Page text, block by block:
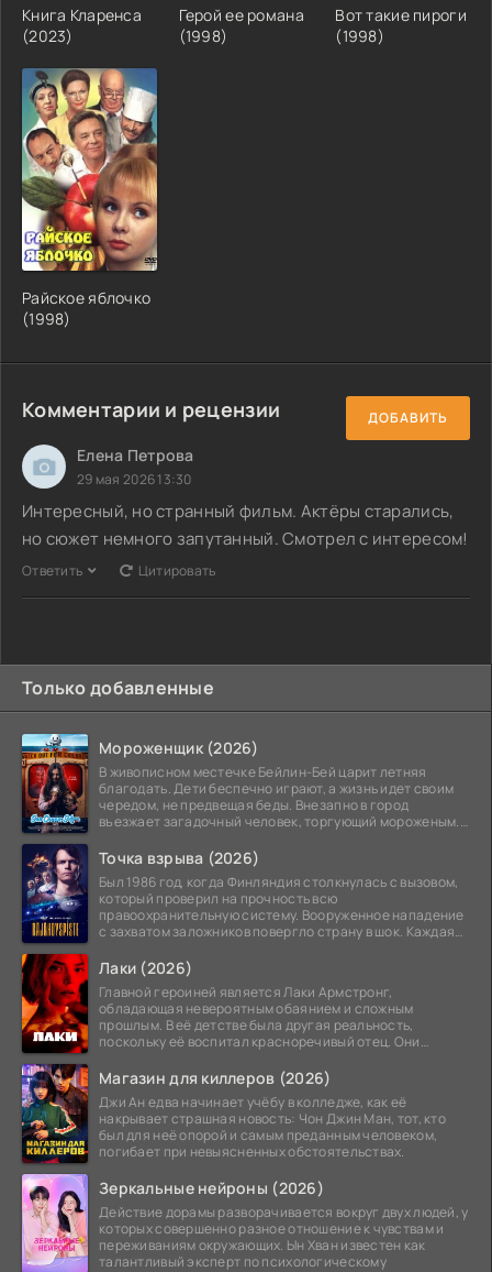
Книга Кларенса
(2023)
Герой ее романа
(1998)
Вот такие пироги
(1998)
Райское яблочко
(1998)
Комментарии и рецензии ДОБАВИТЬ
Елена Петрова
29 мая 2026 13:30
Интересный, но странный фильм. Актёры старались,
но сюжет немного запутанный. Смотрел с интересом!
Ответить Цитировать
Только добавленные
Мороженщик (2026)
В живописном местечке Бейлин-Бей царит летняя
благодать. Дети беспечно играют, а жизнь идет своим
чередом, не предвещая беды. Внезапно в город
въезжает загадочный человек, торгующий мороженым.
Точка взрыва (2026)
Был 1986 год, когда Финляндия столкнулась с вызовом,
который проверил на прочность всю
правоохранительную систему. Вооруженное нападение
с захватом заложников повергло страну в шок. Каждая
Лаки (2026)
Главной героиней является Лаки Армстронг,
обладающая невероятным обаянием и сложным
прошлым. В её детстве была другая реальность,
поскольку её воспитал красноречивый отец. Они
Магазин для киллеров (2026)
Джи Ан едва начинает учёбу в колледже, как её
накрывает страшная новость: Чон Джин Ман, тот, кто
был для неё опорой и самым преданным человеком,
погибает при невыясненных обстоятельствах.
Зеркальные нейроны (2026)
Действие дорамы разворачивается вокруг двух людей, у
которых совершенно разное отношение к чувствам и
переживаниям окружающих. Ын Хван известен как
талантливый эксперт по психологическому